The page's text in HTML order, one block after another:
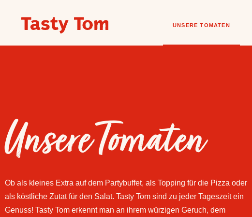
UNSERE TOMATEN
Unsere Tomaten
Ob als kleines Extra auf dem Partybuffet, als Topping für die Pizza oder
als köstliche Zutat für den Salat. Tasty Tom sind zu jeder Tageszeit ein
Genuss! Tasty Tom erkennt man an ihrem würzigen Geruch, dem